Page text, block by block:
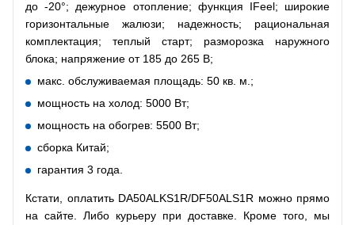
до -20°; дежурное отопление; функция IFeel; широкие
горизонтальные жалюзи; надежность; рациональная
комплектация; теплый старт; разморозка наружного
блока; напряжение от 185 до 265 В;
макс. обслуживаемая площадь: 50 кв. м.;
мощность на холод: 5000 Вт;
мощность на обогрев: 5500 Вт;
сборка Китай;
гарантия 3 года.
Кстати, оплатить DA50ALKS1R/DF50ALS1R можно прямо
на сайте. Либо курьеру при доставке. Кроме того, мы